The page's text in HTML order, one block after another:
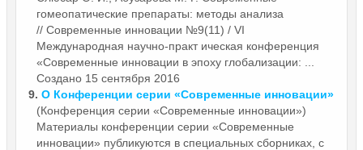
гомеопатические препараты: методы анализа
// Современные инновации №9(11) / VI
Международная научно-практ ическая конференция
«Современные инновации в эпоху глобализации: ...
Создано 15 сентября 2016
9. О Конференции серии «Современные инновации»
(Конференция серии «Современные инновации»)
Материалы конференции серии «Современные
инновации» публикуются в специальных сборниках, с